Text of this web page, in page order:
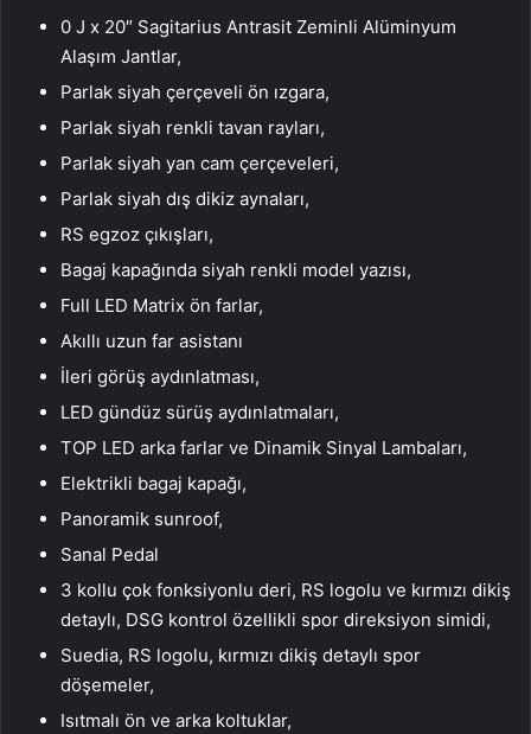
0 J x 20″ Sagitarius Antrasit Zeminli Alüminyum
Alaşım Jantlar,
Parlak siyah çerçeveli ön ızgara,
Parlak siyah renkli tavan rayları,
Parlak siyah yan cam çerçeveleri,
Parlak siyah dış dikiz aynaları,
RS egzoz çıkışları,
Bagaj kapağında siyah renkli model yazısı,
Full LED Matrix ön farlar,
Akıllı uzun far asistanı
İleri görüş aydınlatması,
LED gündüz sürüş aydınlatmaları,
TOP LED arka farlar ve Dinamik Sinyal Lambaları,
Elektrikli bagaj kapağı,
Panoramik sunroof,
Sanal Pedal
3 kollu çok fonksiyonlu deri, RS logolu ve kırmızı dikiş
detaylı, DSG kontrol özellikli spor direksiyon simidi,
Suedia, RS logolu, kırmızı dikiş detaylı spor
döşemeler,
Isıtmalı ön ve arka koltuklar,